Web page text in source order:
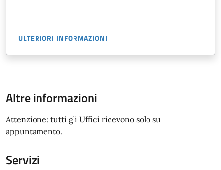
ULTERIORI INFORMAZIONI
Altre informazioni
Attenzione: tutti gli Uffici ricevono solo su
appuntamento.
Servizi